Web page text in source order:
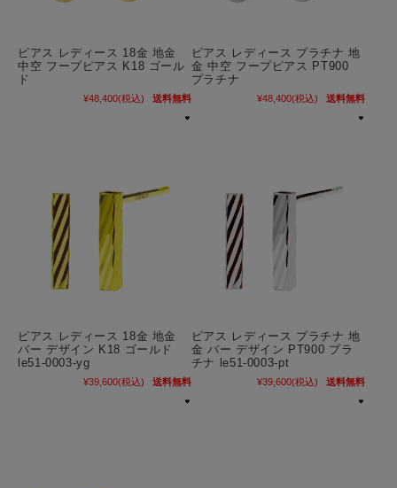
ピアス レディース 18金 地金
中空 フープピアス K18 ゴール
ド
¥48,400(税込) 送料無料
ピアス レディース プラチナ 地
金 中空 フープピアス PT900
プラチナ
¥48,400(税込) 送料無料
ピアス レディース 18金 地金
バー デザイン K18 ゴールド
le51-0003-yg
¥39,600(税込) 送料無料
ピアス レディース プラチナ 地
金 バー デザイン PT900 プラ
チナ le51-0003-pt
¥39,600(税込) 送料無料